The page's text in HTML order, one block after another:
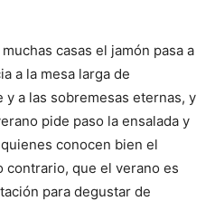
casas el jamón pasa a
a la mesa larga de
a las sobremesas eternas, y
pide paso la ensalada y
conocen bien el
que el verano es
para degustar de